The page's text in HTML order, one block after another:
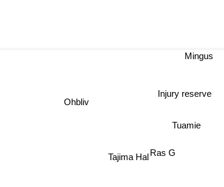
Ras G
Tuamie
Tajima Hal
Injury reserve
Ohbliv
Mingus